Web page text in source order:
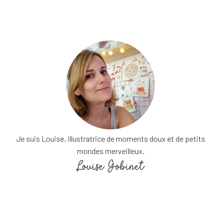
Je suis Louise, illustratrice de moments doux et de petits
mondes merveilleux.